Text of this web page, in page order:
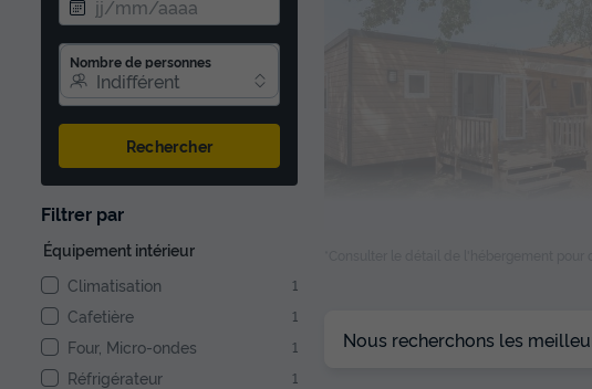
Nombre de personnes
Indifférent
Rechercher
Filtrer par
Équipement intérieur
Climatisation
1
Cafetière 1
Four, Micro-ondes 1
Réfrigérateur 1
Nous recherchons les